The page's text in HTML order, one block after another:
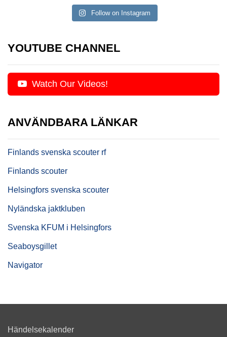
Follow on Instagram
YOUTUBE CHANNEL
Watch Our Videos!
ANVÄNDBARA LÄNKAR
Finlands svenska scouter rf
Finlands scouter
Helsingfors svenska scouter
Nyländska jaktkluben
Svenska KFUM i Helsingfors
Seaboysgillet
Navigator
Händelsekalender